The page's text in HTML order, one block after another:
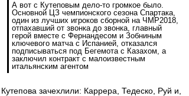
А вот с Кутеповым дело-то громкое было.
Основной ЦЗ чемпионского сезона Спартака,
один из лучших игроков сборной на ЧМР2018,
отпахавший от звонка до звонка, главный
герой вместе с Фернандесом и Зобниным
ключевого матча с Испанией, отказался
подписываться под Бегемота с Казахом, а
заключил контракт с малоизвестным
итальянским агентом
Кутепова зачехлили: Каррера, Тедеско, Руй и,